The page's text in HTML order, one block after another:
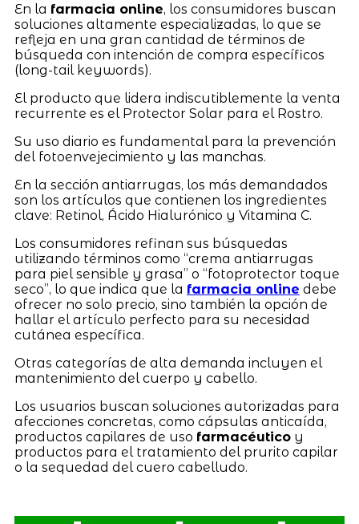
En la farmacia online, los consumidores buscan
soluciones altamente especializadas, lo que se
refleja en una gran cantidad de términos de
búsqueda con intención de compra específicos
(long-tail keywords).
El producto que lidera indiscutiblemente la venta
recurrente es el Protector Solar para el Rostro.
Su uso diario es fundamental para la prevención
del fotoenvejecimiento y las manchas.
En la sección antiarrugas, los más demandados
son los artículos que contienen los ingredientes
clave: Retinol, Ácido Hialurónico y Vitamina C.
Los consumidores refinan sus búsquedas
utilizando términos como “crema antiarrugas
para piel sensible y grasa” o “fotoprotector toque
seco”, lo que indica que la farmacia online debe
ofrecer no solo precio, sino también la opción de
hallar el artículo perfecto para su necesidad
cutánea específica.
Otras categorías de alta demanda incluyen el
mantenimiento del cuerpo y cabello.
Los usuarios buscan soluciones autorizadas para
afecciones concretas, como cápsulas anticaída,
productos capilares de uso farmacéuticoy
productos para el tratamiento del prurito capilar
o la sequedad del cuero cabelludo.